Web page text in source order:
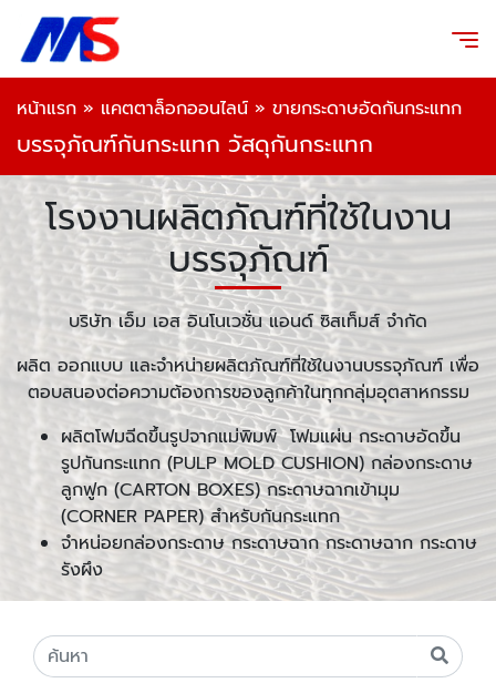
หน้าแรก » แคตตาล็อกออนไลน์ » ขายกระดาษอัดกันกระแทก
บรรจุภัณฑ์กันกระแทก วัสดุกันกระแทก
โรงงานผลิตภัณฑ์ที่ใช้ในงาน
บรรจุภัณฑ์
บริษัท เอ็ม เอส อินโนเวชั่น แอนด์ ซิสเท็มส์ จำกัด
ผลิต ออกแบบ และจำหน่ายผลิตภัณฑ์ที่ใช้ในงานบรรจุภัณฑ์ เพื่อ
ตอบสนองต่อความต้องการของลูกค้าในทุกกลุ่มอุตสาหกรรม
ผลิตโฟมฉีดขึ้นรูปจากแม่พิมพ์ โฟมแผ่น กระดาษอัดขึ้น
รูปกันกระแทก (PULP MOLD CUSHION) กล่องกระดาษ
ลูกฟูก (CARTON BOXES) กระดาษฉากเข้ามุม
(CORNER PAPER) สำหรับกันกระแทก
จำหน่อยกล่องกระดาษ กระดาษฉาก กระดาษฉาก กระดาษ
รังผึง